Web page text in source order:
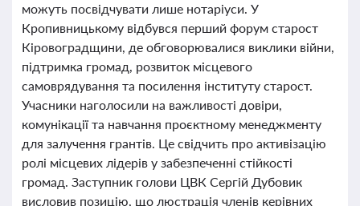
можуть посвідчувати лише нотаріуси. У
Кропивницькому відбувся перший форум старост
Кіровоградщини, де обговорювалися виклики війни,
підтримка громад, розвиток місцевого
самоврядування та посилення інституту старост.
Учасники наголосили на важливості довіри,
комунікації та навчання проєктному менеджменту
для залучення грантів. Це свідчить про активізацію
ролі місцевих лідерів у забезпеченні стійкості
громад. Заступник голови ЦВК Сергій Дубовик
висловив позицію, що люстрація членів керівних